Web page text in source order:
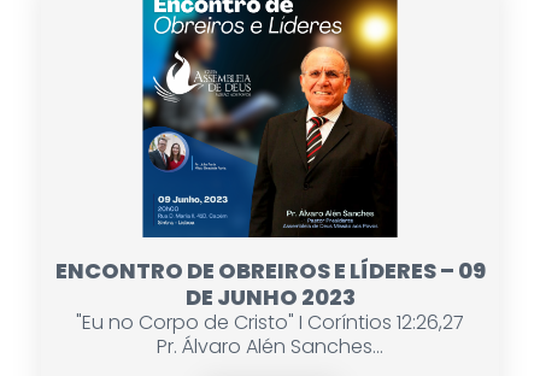
ENCONTRO DE OBREIROS E LÍDERES – 09
DE JUNHO 2023
"Eu no Corpo de Cristo" I Coríntios 12:26,27
Pr. Álvaro Alén Sanches...